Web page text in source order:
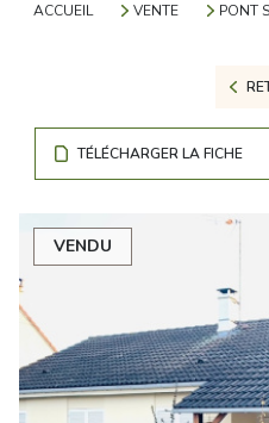
ACCUEIL VENTE PONT
TÉLÉCHARGER LA FICHE
VENDU